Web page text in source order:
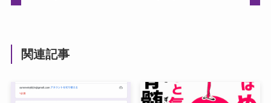
関連記事